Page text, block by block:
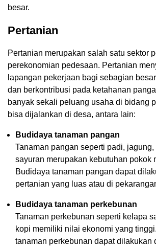
besar.
Pertanian
Pertanian merupakan salah satu sektor
perekonomian pedesaan. Pertanian
lapangan pekerjaan bagi sebagian
dan berkontribusi pada ketahanan
banyak sekali peluang usaha di bidang
bisa dijalankan di desa, antara lain:
Budidaya tanaman pangan
Tanaman pangan seperti padi,
sayuran merupakan kebutuhan pokok
Budidaya tanaman pangan dapat
pertanian yang luas atau di
Budidaya tanaman perkebunan
Tanaman perkebunan seperti kelapa
kopi memiliki nilai ekonomi yang
tanaman perkebunan dapat dilakukan